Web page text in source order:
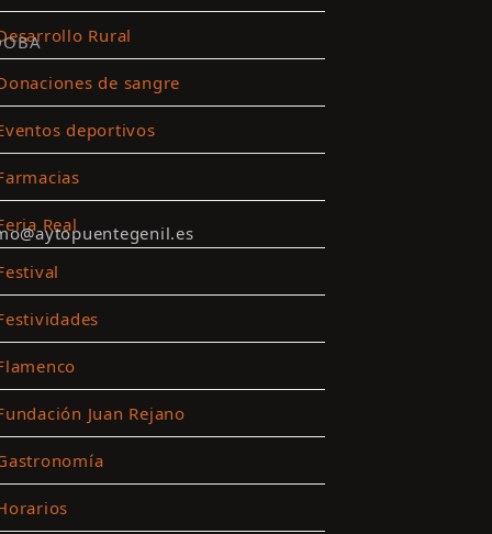
Rural
de sangre
deportivos
Real
Juan Rejano